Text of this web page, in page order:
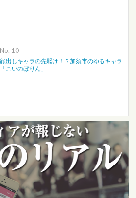
No.
顔出しキャラの先駆け！？加須市のゆるキャラ
「こいのぼりん」